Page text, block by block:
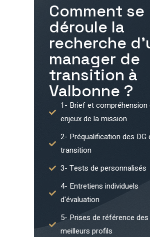
Comment se
déroule la
recherche
manager de
transition à
Valbonne ?
1- Brief et compréhension
enjeux de la mission
2- Préqualification des DG
transition
3- Tests de personnalisés
4- Entretiens individuels
d'évaluation
5- Prises de référence des
meilleurs profils